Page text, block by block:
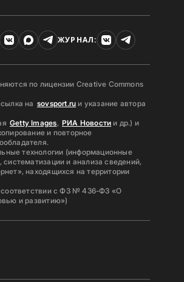
ЖУРНАЛ:
по лицензии Creative Commons
на sovsport.ru и указание автора
Getty Images, РИА Новости и др.) и
и повторное
технологии (информационные
и анализа сведений,
находящихся на территории
соответствии с ФЗ № 436-ФЗ «О
и развитию»)